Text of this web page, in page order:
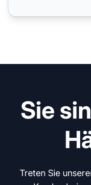
Sie
Treten Sie